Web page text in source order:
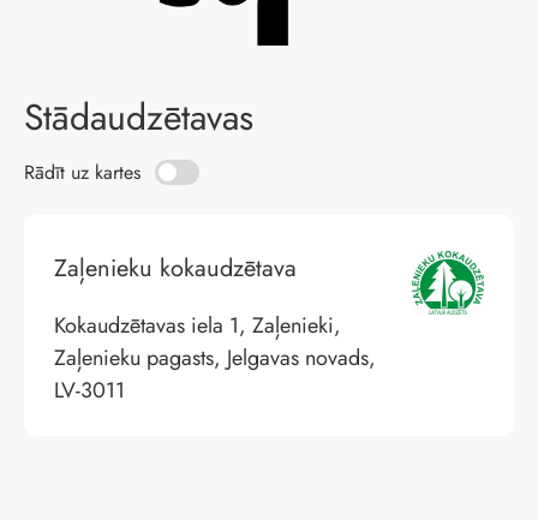
Stādaudzētavas
Rādīt uz kartes
Zaļenieku kokaudzētava
Kokaudzētavas iela 1, Zaļenieki,
Zaļenieku pagasts, Jelgavas novads,
LV-3011